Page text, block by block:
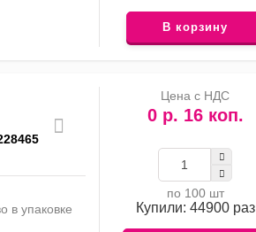
В корзину
в упаковке
Цена с НДС
0 р. 16 коп.
по 100 шт
Купили: 44900 раз